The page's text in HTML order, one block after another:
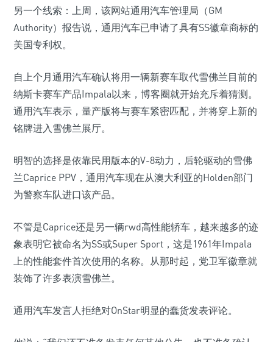
另一个线索：上周，该网站通用汽车管理局（GM
Authority）报告说，通用汽车已申请了具有SS徽章商标的
美国专利权。
自上个月通用汽车确认将用一辆新赛车取代雪佛兰目前的
纳斯卡赛车产品Impala以来，博客圈就开始充斥着猜测。
通用汽车表示，量产版将与赛车紧密匹配，并将穿上新的
铭牌进入雪佛兰展厅。
明智的选择是依靠民用版本的V-8动力，后轮驱动的雪佛
兰Caprice PPV，通用汽车现在从澳大利亚的Holden部门
为警察车队进口该产品。
不管是Caprice还是另一辆rwd高性能轿车，越来越多的迹
象表明它被命名为SS或Super Sport，这是1961年Impala
上的性能套件首次使用的名称。从那时起，党卫军徽章就
装饰了许多表演雪佛兰。
通用汽车发言人拒绝对OnStar明显的蠢货发表评论。